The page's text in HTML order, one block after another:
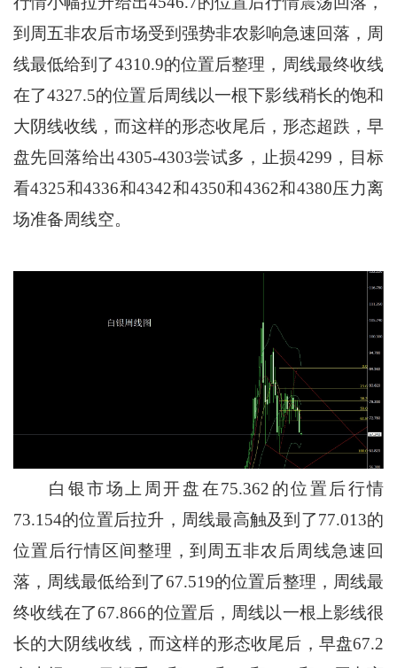
到周五非农后市场受到强势非农影响急速回落，周
线最低给到了4310.9的位置后整理，周线最终收线
在了4327.5的位置后周线以一根下影线稍长的饱和
大阴线收线，而这样的形态收尾后，形态超跌，早
盘先回落给出4305-4303尝试多，止损4299，目标
看4325和4336和4342和4350和4362和4380压力离
场准备周线空。
白银市场上周开盘在75.362的位置后行情
73.154的位置后拉升，周线最高触及到了77.013的
位置后行情区间整理，到周五非农后周线急速回
落，周线最低给到了67.519的位置后整理，周线最
终收线在了67.866的位置后，周线以一根上影线很
长的大阴线收线，而这样的形态收尾后，早盘67.2